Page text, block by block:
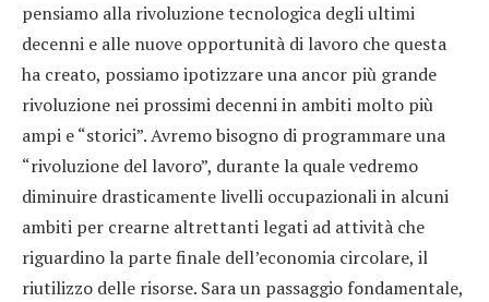
pensiamo alla rivoluzione tecnologica degli ultimi
decenni e alle nuove opportunità di lavoro che questa
ha creato, possiamo ipotizzare una ancor più grande
rivoluzione nei prossimi decenni in ambiti molto più
ampi e “storici”. Avremo bisogno di programmare una
“rivoluzione del lavoro”, durante la quale vedremo
diminuire drasticamente livelli occupazionali in alcuni
ambiti per crearne altrettanti legati ad attività che
riguardino la parte finale dell’economia circolare, il
riutilizzo delle risorse. Sara un passaggio fondamentale,